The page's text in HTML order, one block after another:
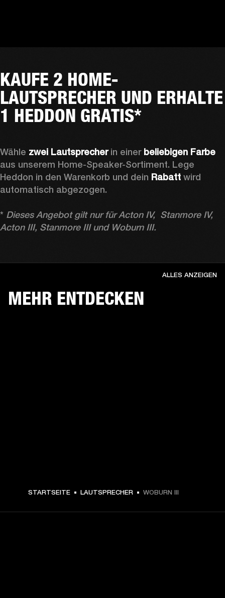
CHF 599 -
KAUFE 2 HOME-
LAUTSPRECHER UND ERHALTE
1 HEDDON GRATIS*
Wähle zwei Lautsprecher in einer beliebigen Farbe
aus unserem Home-Speaker-Sortiment. Lege
Heddon in den Warenkorb und dein Rabatt wird
automatisch abgezogen.
* Dieses Angebot gilt nur für Acton IV,  Stanmore IV,
Acton III, Stanmore III und Woburn III.
MEHR ENTDECKEN
ALLES ANZEIGEN
STARTSEITE LAUTSPRECHER WOBURN III